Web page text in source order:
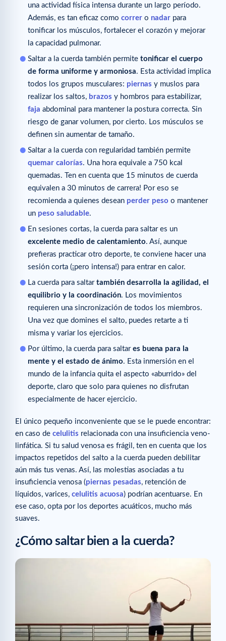
una actividad física intensa durante un largo período.
Además, es tan eficaz como correr o nadar para
tonificar los músculos, fortalecer el corazón y mejorar
la capacidad pulmonar.
Saltar a la cuerda también permite tonificar el cuerpo
de forma uniforme y armoniosa. Esta actividad implica
todos los grupos musculares: piernas y muslos para
realizar los saltos, brazos y hombros para estabilizar,
faja abdominal para mantener la postura correcta. Sin
riesgo de ganar volumen, por cierto. Los músculos se
definen sin aumentar de tamaño.
Saltar a la cuerda con regularidad también permite
quemar calorías. Una hora equivale a 750 kcal
quemadas. Ten en cuenta que 15 minutos de cuerda
equivalen a 30 minutos de carrera! Por eso se
recomienda a quienes desean perder peso o mantener
un peso saludable.
En sesiones cortas, la cuerda para saltar es un
excelente medio de calentamiento. Así, aunque
prefieras practicar otro deporte, te conviene hacer una
sesión corta (¡pero intensa!) para entrar en calor.
La cuerda para saltar también desarrolla la agilidad, el
equilibrio y la coordinación. Los movimientos
requieren una sincronización de todos los miembros.
Una vez que domines el salto, puedes retarte a ti
misma y variar los ejercicios.
Por último, la cuerda para saltar es buena para la
mente y el estado de ánimo. Esta inmersión en el
mundo de la infancia quita el aspecto «aburrido» del
deporte, claro que solo para quienes no disfrutan
especialmente de hacer ejercicio.
El único pequeño inconveniente que se le puede encontrar:
en caso de celulitis relacionada con una insuficiencia veno-
linfática. Si tu salud venosa es frágil, ten en cuenta que los
impactos repetidos del salto a la cuerda pueden debilitar
aún más tus venas. Así, las molestias asociadas a tu
insuficiencia venosa (piernas pesadas, retención de
líquidos, varices, celulitis acuosa) podrían acentuarse. En
ese caso, opta por los deportes acuáticos, mucho más
suaves.
¿Cómo saltar bien a la cuerda?